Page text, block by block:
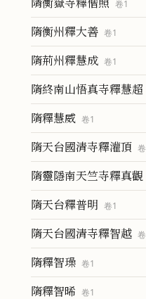
卷1
隋衡州釋大善 卷1
隋荊州釋慧成 卷1
隋終南山悟真寺釋慧超
隋釋慧威 卷1
隋天台國清寺釋灌頂 卷
隋靈隱南天竺寺釋真觀
隋天台釋普明 卷1
隋天台國清寺釋智越 卷
隋釋智璪 卷1
隋釋智晞 卷1